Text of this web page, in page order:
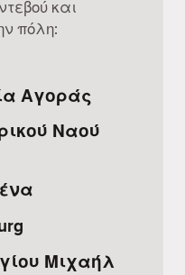
και
πόλη:
Αγοράς
Ναού
Μιχαήλ